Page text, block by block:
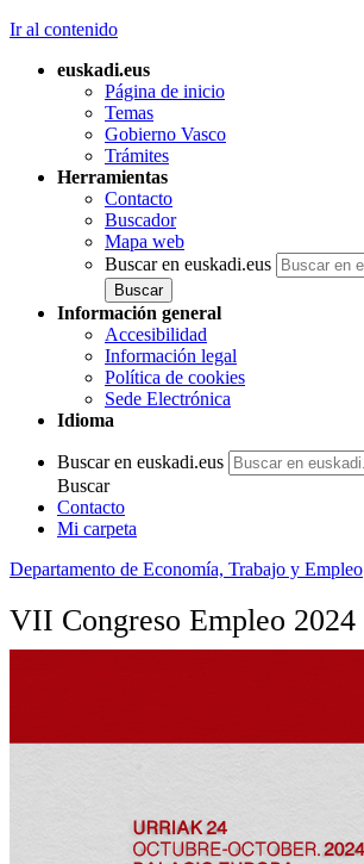
Ir al contenido
euskadi.eus
Página de inicio
Temas
Gobierno Vasco
Trámites
Herramientas
Contacto
Buscador
Mapa web
Buscar en euskadi.eus
Información general
Accesibilidad
Información legal
Política de cookies
Sede Electrónica
Idioma
Buscar en euskadi.eus
Buscar
Contacto
Mi carpeta
Departamento de Economía, Trabajo y Empleo
VII Congreso Empleo 2024